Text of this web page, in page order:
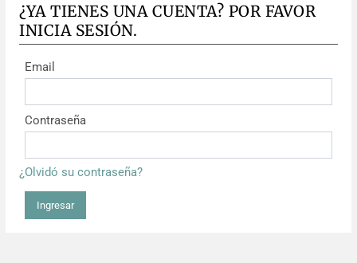
¿YA TIENES UNA CUENTA? POR FAVOR
INICIA SESIÓN.
Email
Contraseña
¿Olvidó su contraseña?
Ingresar